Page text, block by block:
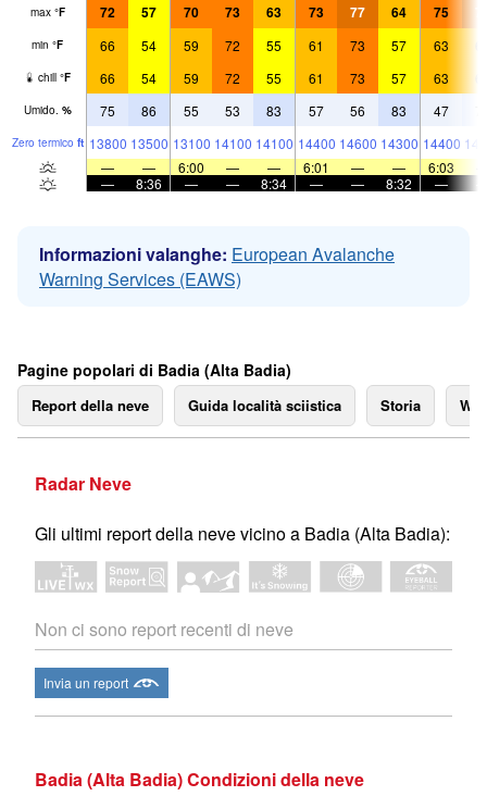
max °F 72 57 70 73 63 73 77 64 75
min °F 66 54 59 72 55 61 73 57 63
chill °F 66 54 59 72 55 61 73 57 63
Umido. % 75 86 55 53 83 57 56 83 47
Zero termico ft 13800 13500 13100 14100 14100 14400 14600 14300 14400
—
— 6:00 — — 6:01 — — 6:03
—
8:36 — — 8:34 — — 8:32 —
Informazioni valanghe: European Avalanche
Warning Services (EAWS)
Pagine popolari di Badia (Alta Badia)
Report della neve Guida località sciistica Storia
Radar Neve
Gli ultimi report della neve vicino a Badia (Alta Badia):
Non ci sono report recenti di neve
Invia un report
Badia (Alta Badia) Condizioni della neve